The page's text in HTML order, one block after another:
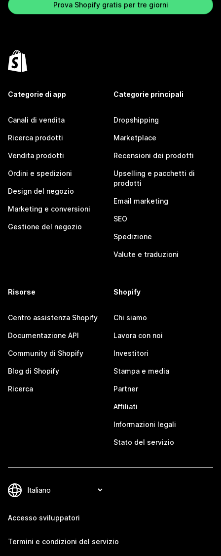
Prova Shopify gratis per tre giorni
Categorie di app
Canali di vendita
Ricerca prodotti
Vendita prodotti
Ordini e spedizioni
Design del negozio
Marketing e conversioni
Gestione del negozio
Categorie principali
Dropshipping
Marketplace
Recensioni dei prodotti
Upselling e pacchetti di
prodotti
Email marketing
SEO
Spedizione
Valute e traduzioni
Risorse
Centro assistenza Shopify
Documentazione API
Community di Shopify
Blog di Shopify
Ricerca
Shopify
Chi siamo
Lavora con noi
Investitori
Stampa e media
Partner
Affiliati
Informazioni legali
Stato del servizio
Accesso sviluppatori
Termini e condizioni del servizio